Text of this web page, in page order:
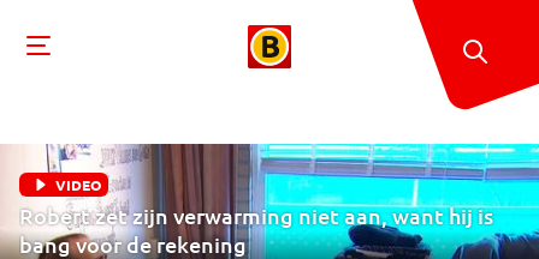
VIDEO
Robert zet zijn verwarming niet aan, want hij is
bang voor de rekening